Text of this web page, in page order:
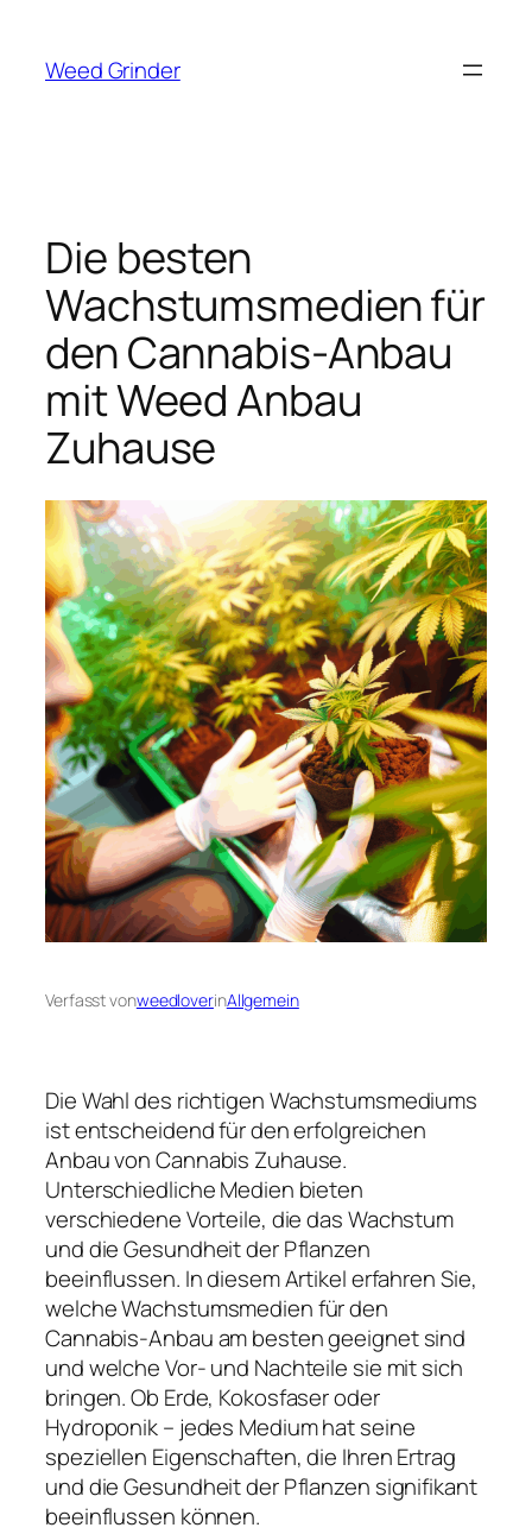
springen
Weed Grinder
Die besten
Wachstumsmedien für
den Cannabis-Anbau
mit Weed Anbau
Zuhause
Verfasst vonweedloverinAllgemein
Die Wahl des richtigen Wachstumsmediums
ist entscheidend für den erfolgreichen
Anbau von Cannabis Zuhause.
Unterschiedliche Medien bieten
verschiedene Vorteile, die das Wachstum
und die Gesundheit der Pflanzen
beeinflussen. In diesem Artikel erfahren Sie,
welche Wachstumsmedien für den
Cannabis-Anbau am besten geeignet sind
und welche Vor- und Nachteile sie mit sich
bringen. Ob Erde, Kokosfaser oder
Hydroponik – jedes Medium hat seine
speziellen Eigenschaften, die Ihren Ertrag
und die Gesundheit der Pflanzen signifikant
beeinflussen können.